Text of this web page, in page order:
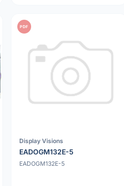
PDF
Display Visions
EADOGM132E-5
EADOGM132E-5